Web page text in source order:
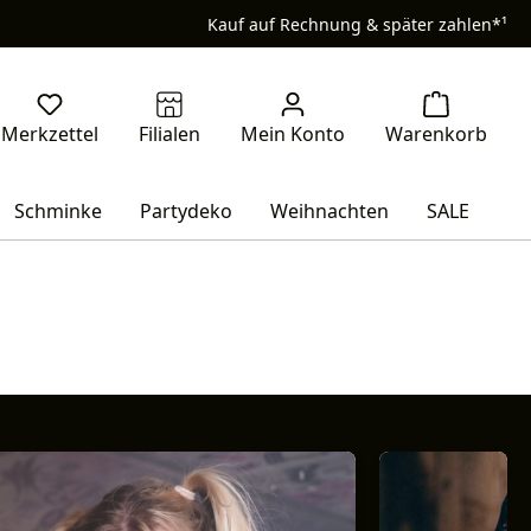
Kauf auf Rechnung & später zahlen*¹
Schminke Partydeko Weihnachten SALE